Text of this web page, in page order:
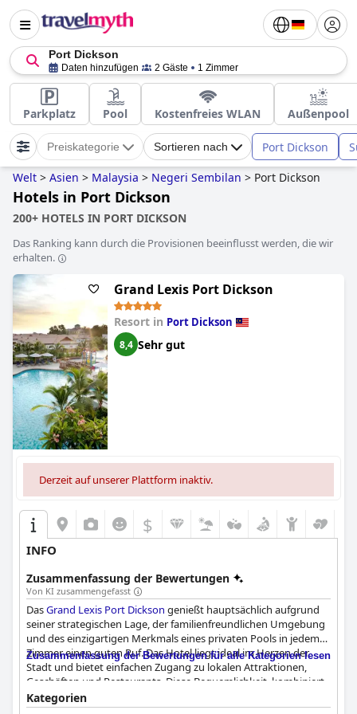
Port Dickson
Daten hinzufügen 2 Gäste 1 Zimmer
Parkplatz Pool Kostenfreies WLAN Außenpool
Preiskategorie Sortieren nach Port Dickson
Welt > Asien > Malaysia > Negeri Sembilan > Port Dickson
Hotels in Port Dickson
200+ HOTELS IN PORT DICKSON
Das Ranking kann durch die Provisionen beeinflusst werden, die wir
erhalten.
Grand Lexis Port Dickson
Resort in Port Dickson
8,4 Sehr gut
Derzeit auf unserer Plattform inaktiv.
$
INFO
Zusammenfassung der Bewertungen
Von KI zusammengefasst
DasGrand Lexis Port Dickson genießt hauptsächlich aufgrund
seiner strategischen Lage, der familienfreundlichen Umgebung
und des einzigartigen Merkmals eines privaten Pools in jedem
Zimmer einen guten Ruf. Das Hotel liegt ideal im Herzen der
Stadt und bietet einfachen Zugang zu lokalen Attraktionen,
Geschäften und Restaurants. Diese Bequemlichkeit, kombiniert
mit einer ruhigen Umgebung und einem malerischen Meerblick,
macht es zu einer Top-Wahl für Familienurlaube. Die
Zusammenfassung der Bewertungen für alle Kategorien lesen
Kategorien